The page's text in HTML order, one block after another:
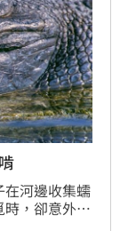
在河邊收集蠕
，卻意外遭